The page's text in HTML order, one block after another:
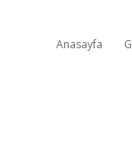
Anasayfa